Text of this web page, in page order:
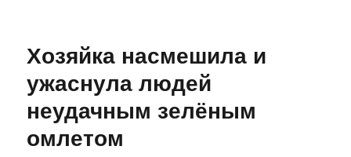
Хозяйка насмешила и
ужаснула людей
неудачным зелёным
омлетом